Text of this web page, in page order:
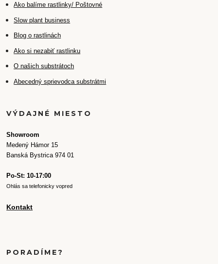
Ako balíme rastlinky/ Poštovné
Slow plant business
Blog o rastlinách
Ako si nezabiť rastlinku
O našich substrátoch
Abecedný sprievodca substrátmi
VÝDAJNÉ MIESTO
Showroom
Medený Hámor 15
Banská Bystrica 974 01
Po-St: 10-17:00
Ohlás sa telefonicky vopred
Kontakt
PORADÍME?